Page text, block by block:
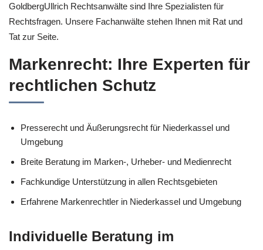
GoldbergUllrich Rechtsanwälte sind Ihre Spezialisten für
Rechtsfragen. Unsere Fachanwälte stehen Ihnen mit Rat und
Tat zur Seite.
Markenrecht: Ihre Experten für
rechtlichen Schutz
Presserecht und Äußerungsrecht für Niederkassel und
Umgebung
Breite Beratung im Marken-, Urheber- und Medienrecht
Fachkundige Unterstützung in allen Rechtsgebieten
Erfahrene Markenrechtler in Niederkassel und Umgebung
Individuelle Beratung im